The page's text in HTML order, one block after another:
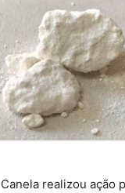
realizou ação